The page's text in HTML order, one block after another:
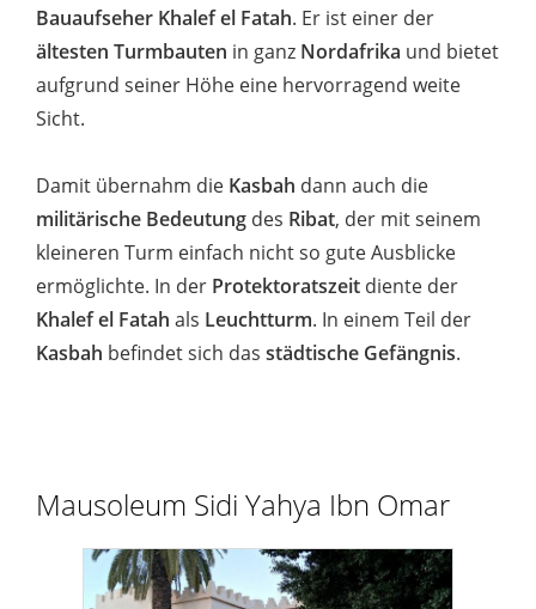
Bauaufseher Khalef el Fatah. Er ist einer der
ältesten Turmbauten in ganz Nordafrika und bietet
aufgrund seiner Höhe eine hervorragend weite
Sicht.
Damit übernahm die Kasbah dann auch die
militärische Bedeutung des Ribat, der mit seinem
kleineren Turm einfach nicht so gute Ausblicke
ermöglichte. In der Protektoratszeit diente der
Khalef el Fatah als Leuchtturm. In einem Teil der
Kasbah befindet sich das städtische Gefängnis.
Mausoleum Sidi Yahya Ibn Omar